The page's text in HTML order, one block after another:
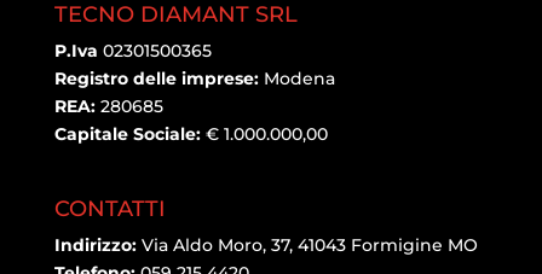
TECNO DIAMANT SRL
P.Iva 02301500365
Registro delle imprese:Modena
REA:280685
Capitale Sociale: € 1.000.000,00
CONTATTI
Indirizzo: Via Aldo Moro, 37, 41043 Formigine MO